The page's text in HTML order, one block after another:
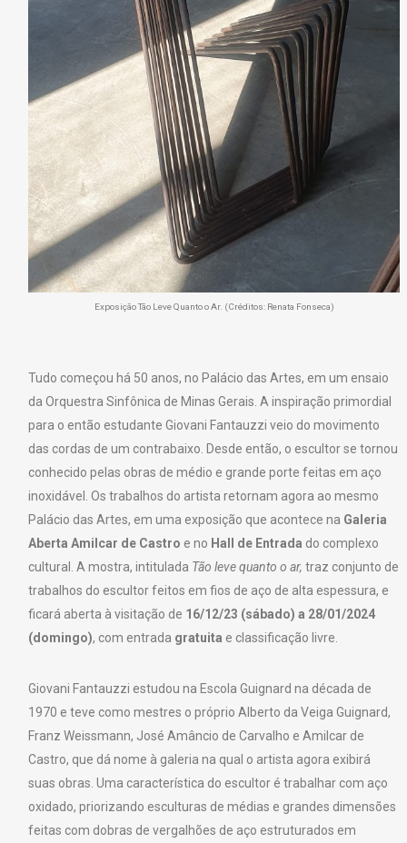
Exposição Tão Leve Quanto o Ar. (Créditos: Renata Fonseca)
Tudo começou há 50 anos, no Palácio das Artes, em um ensaio
da Orquestra Sinfônica de Minas Gerais. A inspiração primordial
para o então estudante Giovani Fantauzzi veio do movimento
das cordas de um contrabaixo. Desde então, o escultor se tornou
conhecido pelas obras de médio e grande porte feitas em aço
inoxidável. Os trabalhos do artista retornam agora ao mesmo
Palácio das Artes, em uma exposição que acontece na Galeria
Aberta Amilcar de Castro e no Hall de Entrada do complexo
cultural. A mostra, intitulada Tão leve quanto o ar, traz conjunto de
trabalhos do escultor feitos em fios de aço de alta espessura, e
ficará aberta à visitação de 16/12/23 (sábado) a 28/01/2024
(domingo), com entrada gratuita e classificação livre.
Giovani Fantauzzi estudou na Escola Guignard na década de
1970 e teve como mestres o próprio Alberto da Veiga Guignard,
Franz Weissmann, José Amâncio de Carvalho e Amilcar de
Castro, que dá nome à galeria na qual o artista agora exibirá
suas obras. Uma característica do escultor é trabalhar com aço
oxidado, priorizando esculturas de médias e grandes dimensões
feitas com dobras de vergalhões de aço estruturados em